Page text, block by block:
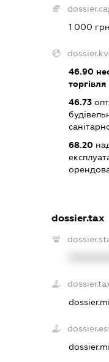
1 000
46.90
торгівля
46.73
68.20
dossier.tax